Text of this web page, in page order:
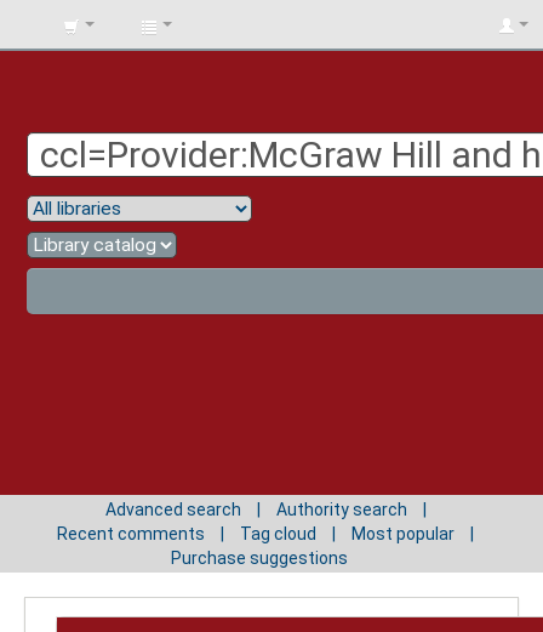
BIBLIOTECA
Advanced search
Authority search
Recent comments
Tag cloud
Most popular
Purchase suggestions